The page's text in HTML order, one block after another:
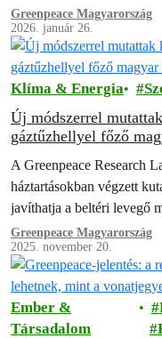
hagynia az orosz energia
Greenpeace Magyarország
2026. január 26.
Klíma & Energia
Új módszerrel
gáztűzhellyel főző
A Greenpeace Research
háztartásokban végzett
javíthatja a beltéri levegő
elektromos készülékekkel
Greenpeace Magyarország
2025. november 20.
Ember &
Társadalom